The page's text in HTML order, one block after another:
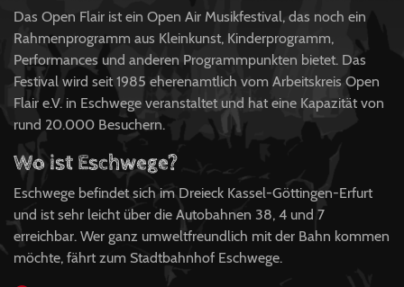
Das Open Flair ist ein Open Air Musikfestival, das noch ein
Rahmenprogramm aus Kleinkunst, Kinderprogramm,
Performances und anderen Programmpunkten bietet. Das
Festival wird seit 1985 eherenamtlich vom Arbeitskreis Open
Flair e.V. in Eschwege veranstaltet und hat eine Kapazität von
rund 20.000 Besuchern.
Wo ist Eschwege?
Eschwege befindet sich im Dreieck Kassel-Göttingen-Erfurt
und ist sehr leicht über die Autobahnen 38, 4 und 7
erreichbar. Wer ganz umweltfreundlich mit der Bahn kommen
möchte, fährt zum Stadtbahnhof Eschwege.